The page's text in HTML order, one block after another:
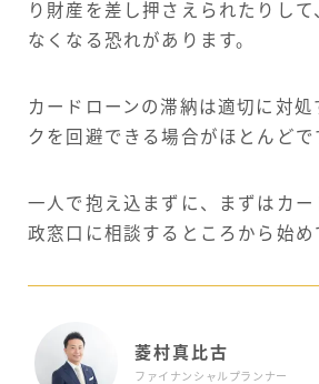
り財産を差し押さえられたりし
なくなる恐れがあります。
カードローンの滞納は適切に対処
クを回避できる場合がほとんどで
一人で抱え込まずに、まずはカー
政窓口に相談するところから始め
菱村真比古
ファイナンシャルプランナー